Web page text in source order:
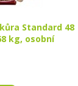
Standard 48
kg, osobní